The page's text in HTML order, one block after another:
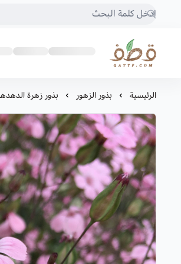
متجر قطف للبذور
الرئيسية بذور الزهور بذور زهرة